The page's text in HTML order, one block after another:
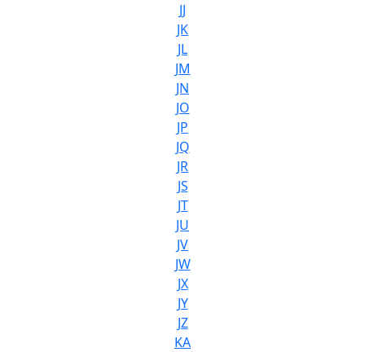
JJ
JK
JL
JM
JN
JO
JP
JQ
JR
JS
JT
JU
JV
JW
JX
JY
JZ
KA